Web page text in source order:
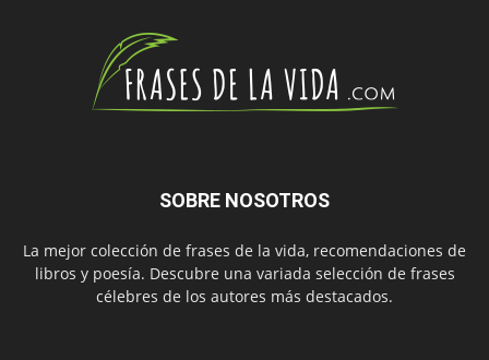
SOBRE NOSOTROS
La mejor colección de frases de la vida, recomendaciones de
libros y poesía. Descubre una variada selección de frases
célebres de los autores más destacados.